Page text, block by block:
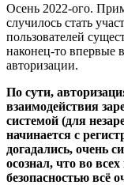
Осень 2022-ого.
случилось стать
пользователей
наконец-то впервые
авторизации.
По сути,
взаимодействия
системой (для
начинается с
догадались, очень
осознал, что во
безопасностью всё